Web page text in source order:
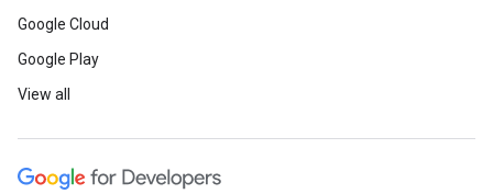
Google Cloud
Google Play
View all